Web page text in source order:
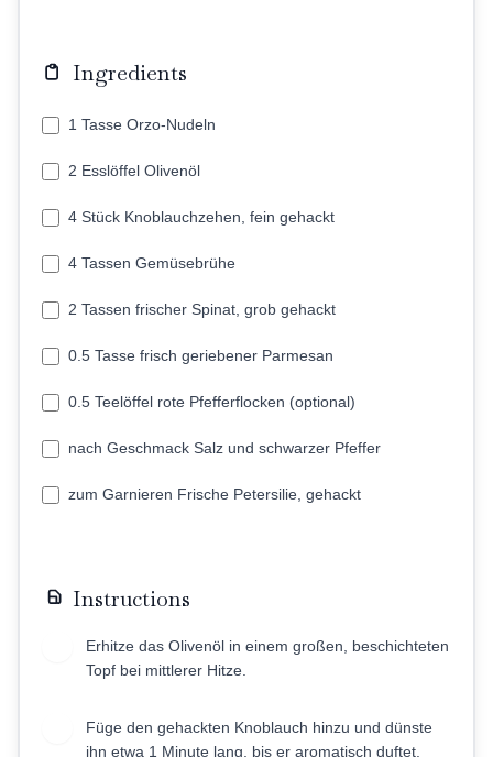
Ingredients
1 Tasse Orzo-Nudeln
2 Esslöffel Olivenöl
4 Stück Knoblauchzehen, fein gehackt
4 Tassen Gemüsebrühe
2 Tassen frischer Spinat, grob gehackt
0.5 Tasse frisch geriebener Parmesan
0.5 Teelöffel rote Pfefferflocken (optional)
nach Geschmack Salz und schwarzer Pfeffer
zum Garnieren Frische Petersilie, gehackt
Instructions
Erhitze das Olivenöl in einem großen, beschichteten
Topf bei mittlerer Hitze.
Füge den gehackten Knoblauch hinzu und dünste
ihn etwa 1 Minute lang, bis er aromatisch duftet.